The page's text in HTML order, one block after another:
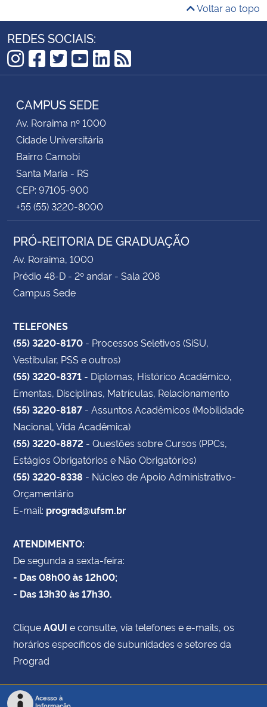
Voltar ao topo
REDES SOCIAIS:
Instagram
Facebook
Twitter
YouTube
LinkedIn
RSS
CAMPUS SEDE
Av. Roraima nº 1000
Cidade Universitária
Bairro Camobi
Santa Maria - RS
CEP: 97105-900
+55 (55) 3220-8000
PRÓ-REITORIA DE GRADUAÇÃO
Av. Roraima, 1000
Prédio 48-D - 2º andar - Sala 208
Campus Sede
TELEFONES
(55) 3220-8170 - Processos Seletivos (SiSU,
Vestibular, PSS e outros)
(55) 3220-8371 - Diplomas, Histórico Acadêmico,
Ementas, Disciplinas, Matrículas, Relacionamento
(55) 3220-8187 - Assuntos Acadêmicos (Mobilidade
Nacional, Vida Acadêmica)
(55) 3220-8872 - Questões sobre Cursos (PPCs,
Estágios Obrigatórios e Não Obrigatórios)
(55) 3220-8338 - Núcleo de Apoio Administrativo-
Orçamentário
E-mail: prograd@ufsm.br
ATENDIMENTO:
De segunda a sexta-feira:
- Das 08h00 às 12h00;
- Das 13h30 às 17h30.
CliqueAQUI e consulte, via telefones e e-mails, os
horários específicos de subunidades e setores da
Prograd
Acesso à